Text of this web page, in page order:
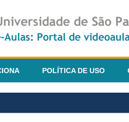
POLÍTICA DE USO